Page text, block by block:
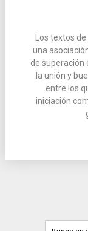
Los textos
una
de superación
la unión y
entre los
iniciación